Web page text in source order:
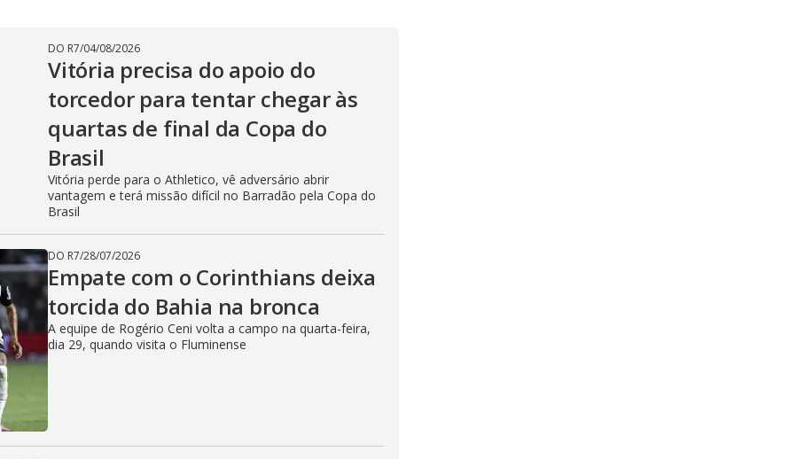
DO R7/04/08/2026
Vitória precisa do apoio do
torcedor para tentar chegar às
quartas de final da Copa do
Brasil
Vitória perde para o Athletico, vê adversário abrir
vantagem e terá missão difícil no Barradão pela Copa do
Brasil
DO R7/28/07/2026
Empate com o Corinthians deixa
torcida do Bahia na bronca
A equipe de Rogério Ceni volta a campo na quarta-feira,
dia 29, quando visita o Fluminense